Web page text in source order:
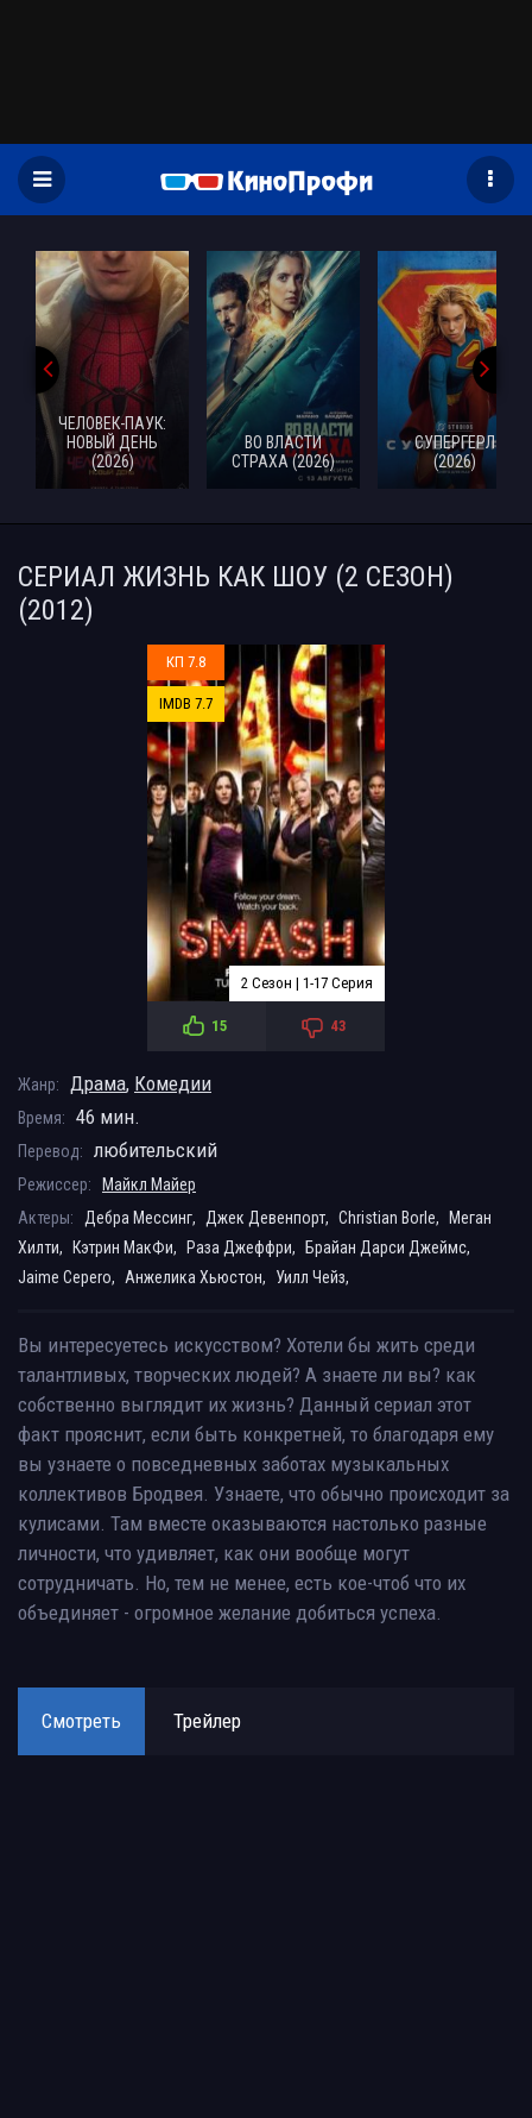
ЧЕЛОВЕК-ПАУК:
НОВЫЙ ДЕНЬ
(2026)
ВО ВЛАСТИ
СТРАХА (2026)
СУПЕРГЕРЛ
(2026)
СЕРИАЛ ЖИЗНЬ КАК ШОУ (2 СЕЗОН)
(2012)
КП 7.8
IMDB 7.7
2 Сезон | 1-17 Серия
15 43
Жанр: Драма, Комедии
Время: 46 мин.
Перевод: любительский
Режиссер:
Майкл Майер
Актеры:
Дебра Мессинг, Джек Девенпорт, Christian Borle,
Меган
Хилти,
Кэтрин МакФи, Раза Джеффри,
Брайан Дарси Джеймс,
Jaime Cepero,
Анжелика Хьюстон, Уилл Чейз,
Вы интересуетесь искусством? Хотели бы жить среди
талантливых, творческих людей? А знаете ли вы? как
собственно выглядит их жизнь? Данный сериал этот
факт прояснит, если быть конкретней, то благодаря ему
вы узнаете о повседневных заботах музыкальных
коллективов Бродвея. Узнаете, что обычно происходит за
кулисами. Там вместе оказываются настолько разные
личности, что удивляет, как они вообще могут
сотрудничать. Но, тем не менее, есть кое-чтоб что их
объединяет - огромное желание добиться успеха.
Смотреть Трейлер